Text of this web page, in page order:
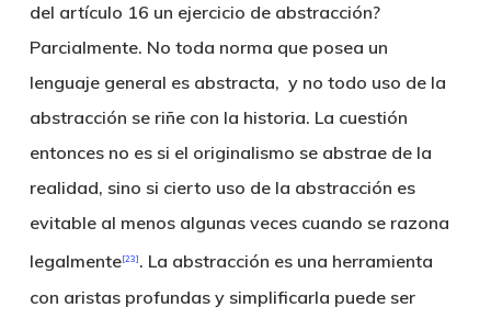
del artículo 16 un ejercicio de abstracción?
Parcialmente. No toda norma que posea un
lenguaje general es abstracta, y no todo uso de la
abstracción se riñe con la historia. La cuestión
entonces no es si el originalismo se abstrae de la
realidad, sino si cierto uso de la abstracción es
evitable al menos algunas veces cuando se razona
legalmente[23] . La abstracción es una herramienta
con aristas profundas y simplificarla puede ser